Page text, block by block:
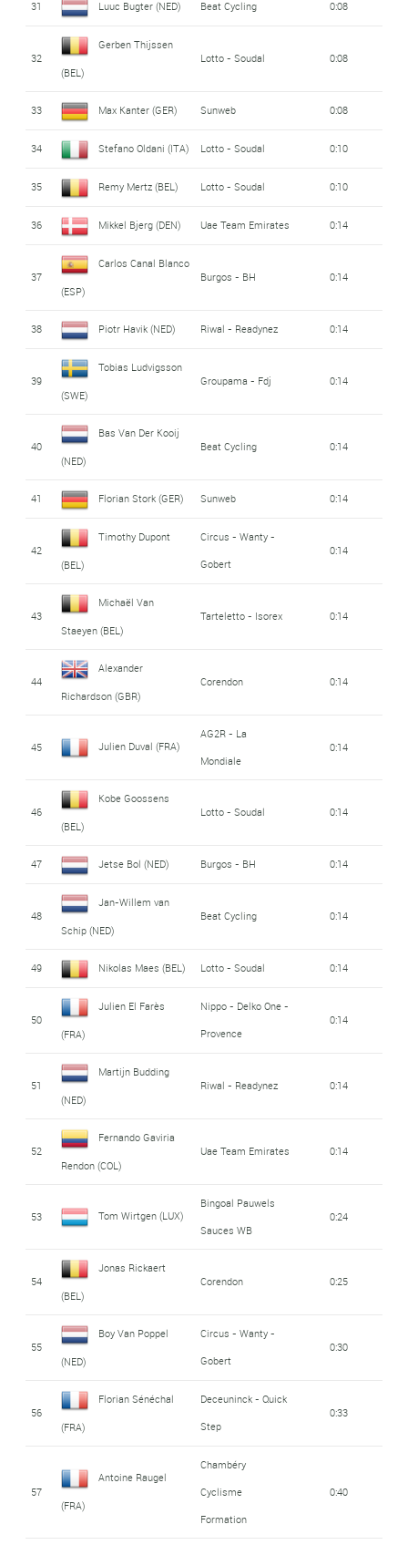
31 Luuc Bugter (NED) Beat Cycling 0:08
32
Gerben Thijssen
(BEL)
Lotto - Soudal 0:08
33 Max Kanter (GER) Sunweb 0:08
34 Stefano Oldani (ITA) Lotto - Soudal 0:10
35 Remy Mertz (BEL) Lotto - Soudal 0:10
36 Mikkel Bjerg (DEN) Uae Team Emirates 0:14
37
Carlos Canal Blanco
(ESP)
Burgos - BH 0:14
38 Piotr Havik (NED) Riwal - Readynez 0:14
39
Tobias Ludvigsson
(SWE)
Groupama - Fdj 0:14
40
Bas Van Der Kooij
(NED)
Beat Cycling 0:14
41 Florian Stork (GER) Sunweb 0:14
42
Timothy Dupont
(BEL)
Circus - Wanty -
Gobert
0:14
43
Michaël Van
Staeyen (BEL)
Tarteletto - Isorex 0:14
44
Alexander
Richardson (GBR)
Corendon 0:14
45 Julien Duval (FRA)
AG2R - La
Mondiale
0:14
46
Kobe Goossens
(BEL)
Lotto - Soudal 0:14
47 Jetse Bol (NED) Burgos - BH 0:14
48
Jan-Willem van
Schip (NED)
Beat Cycling 0:14
49 Nikolas Maes (BEL) Lotto - Soudal 0:14
50
Julien El Farès
(FRA)
Nippo - Delko One -
Provence
0:14
51
Martijn Budding
(NED)
Riwal - Readynez 0:14
52
Fernando Gaviria
Rendon (COL)
Uae Team Emirates 0:14
53 Tom Wirtgen (LUX)
Bingoal Pauwels
Sauces WB
0:24
54
Jonas Rickaert
(BEL)
Corendon 0:25
55
Boy Van Poppel
(NED)
Circus - Wanty -
Gobert
0:30
56
Florian Sénéchal
(FRA)
Deceuninck - Quick
Step
0:33
57
Antoine Raugel
(FRA)
Chambéry
Cyclisme
Formation
0:40